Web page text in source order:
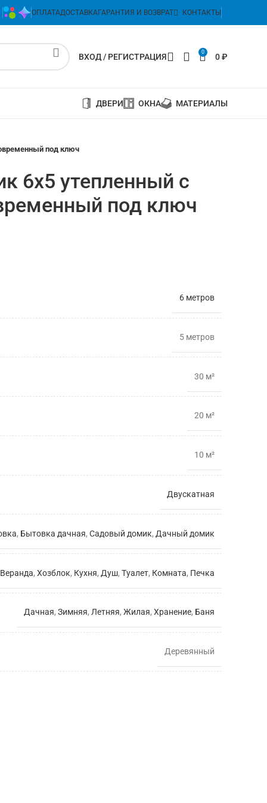
ОПЛАТАДОСТАВКАГАРАНТИЯ И ВОЗВРАТ КОНТАКТЫ
ВХОД / РЕГИСТРАЦИЯ 0 0₽
ДВЕРИ ОКНА МАТЕРИАЛЫ
под ключ
6х5 утепленный с
под ключ
6 метров
5 метрoв
30 м²
20 м²
10 м²
Двускатная
, Бытовка дачная, Садовый домик, Дачный домик
Веранда, Хозблок, Кухня, Душ, Туалет, Комната, Печка
Дачная, Зимняя, Летняя, Жилая, Хранение, Баня
Деревянный